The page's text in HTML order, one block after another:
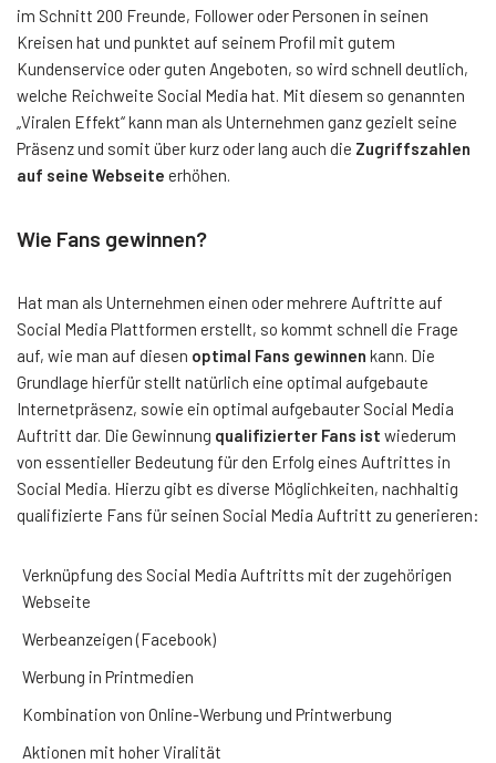
im Schnitt 200 Freunde, Follower oder Personen in seinen
Kreisen hat und punktet auf seinem Profil mit gutem
Kundenservice oder guten Angeboten, so wird schnell deutlich,
welche Reichweite Social Media hat. Mit diesem so genannten
„Viralen Effekt“ kann man als Unternehmen ganz gezielt seine
Präsenz und somit über kurz oder lang auch die Zugriffszahlen
auf seine Webseite erhöhen.
Wie Fans gewinnen?
Hat man als Unternehmen einen oder mehrere Auftritte auf
Social Media Plattformen erstellt, so kommt schnell die Frage
auf, wie man auf diesen optimal Fans gewinnen kann. Die
Grundlage hierfür stellt natürlich eine optimal aufgebaute
Internetpräsenz, sowie ein optimal aufgebauter Social Media
Auftritt dar. Die Gewinnung qualifizierter Fans ist wiederum
von essentieller Bedeutung für den Erfolg eines Auftrittes in
Social Media. Hierzu gibt es diverse Möglichkeiten, nachhaltig
qualifizierte Fans für seinen Social Media Auftritt zu generieren:
Verknüpfung des Social Media Auftritts mit der zugehörigen
Webseite
Werbeanzeigen (Facebook)
Werbung in Printmedien
Kombination von Online-Werbung und Printwerbung
Aktionen mit hoher Viralität